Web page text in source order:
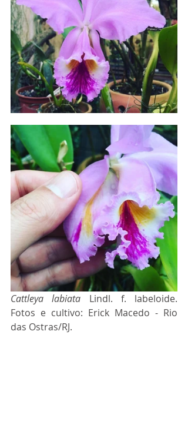
Cattleya labiata
Fotos e cultivo: Erick Macedo - Rio
das Ostras/RJ.